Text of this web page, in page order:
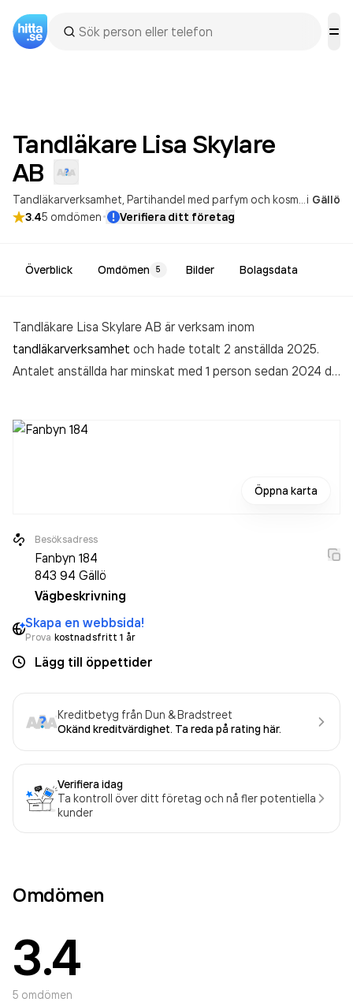
Tandläkare Lisa Skylare
AB
Tandläkarverksamhet Partihandel med parfym och kosmetika i Gällö
3.45 omdömen· Verifiera ditt företag
Överblick Omdömen 5 Bilder Bolagsdata
Tandläkare Lisa Skylare AB är verksam inom
tandläkarverksamhet och hade totalt 2 anställda 2025.
Antalet anställda har minskat med 1 person sedan 2024 då
Skylare ABomsatte 4 958 000,00 kr
Öppna karta
Besöksadress
Fanbyn 184
843 94 Gällö
Vägbeskrivning
Skapa en webbsida!
Prova kostnadsfritt 1 år
Lägg till öppettider
Kreditbetyg från Dun & Bradstreet
Okänd kreditvärdighet. Ta reda på rating här.
Verifiera idag
Ta kontroll över ditt företag och nå fler potentiella
kunder
Omdömen
3.4
5 omdömen